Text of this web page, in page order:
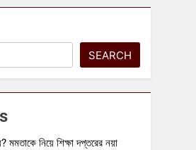
SEARCH
মমতাকে নিয়ে শিক্ষা দপ্তরের নয়া